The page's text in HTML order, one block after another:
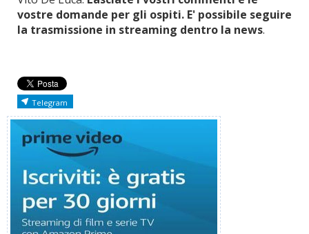
vostre domande per gli ospiti. E' possibile seguire
la trasmissione in streaming dentro la news.
Telegram